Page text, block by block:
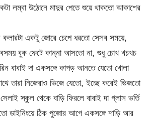
লম্বা উঠোনে মাদুর পেতে শুয়ে থাকতো আকাশের
কলারটা একটু জোরে চেপে ধরতো সেসব সময়ে,
বুক ফেটে কান্না আসতো না, শুধু চোখ খচখচ
বাবাই দা একসঙ্গে কাপড় আনতে যেতো খোলা
তারা নিজেরাও ভিজে যেতো, ইচ্ছে করেই ভিজতো
সেলাই স্কুল থেকে বাড়ি ফিরলে বাবাই দা গ্লাস ভর্তি
ডাইনিংয়ে ঠিক পুজোর আগে একসঙ্গে শাড়ি আর